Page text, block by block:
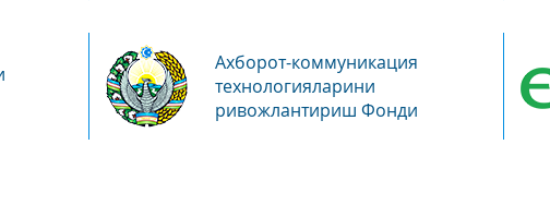
Ахборот-коммуникация
технологияларини
ривожлантириш Фонди